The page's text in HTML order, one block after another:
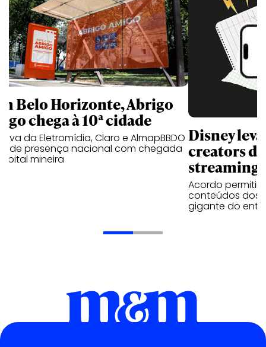
Belo Horizonte, Abrigo
chega à 10ª cidade
da Eletromídia, Claro e AlmapBBDO
presença nacional com chegada
mineira
Disney
creators
streaming
Acordo
conteúdos dos
gigante do